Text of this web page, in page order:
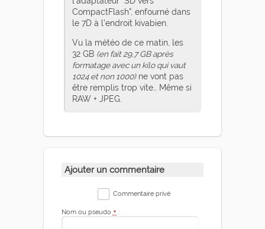
CompactFlash”, enfourné dans
le 7D à l’endroit kivabien.
Vu la météo de ce matin, les
32 GB (en fait 29,7 GB après
formatage avec un kilo qui vaut
1024 et non 1000)ne vont pas
être remplis trop vite… Même si
RAW + JPEG.
Ajouter un commentaire
Commentaire privé
Nom ou pseudo * :